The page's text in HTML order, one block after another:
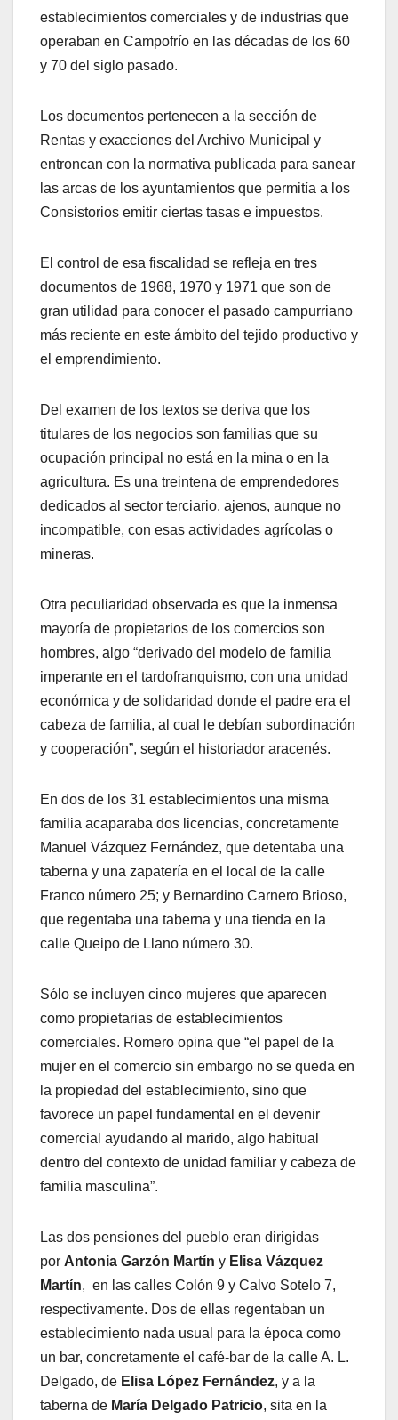
establecimientos comerciales y de industrias que
operaban en Campofrío en las décadas de los 60
y 70 del siglo pasado.
Los documentos pertenecen a la sección de
Rentas y exacciones del Archivo Municipal y
entroncan con la normativa publicada para sanear
las arcas de los ayuntamientos que permitía a los
Consistorios emitir ciertas tasas e impuestos.
El control de esa fiscalidad se refleja en tres
documentos de 1968, 1970 y 1971 que son de
gran utilidad para conocer el pasado campurriano
más reciente en este ámbito del tejido productivo y
el emprendimiento.
Del examen de los textos se deriva que los
titulares de los negocios son familias que su
ocupación principal no está en la mina o en la
agricultura. Es una treintena de emprendedores
dedicados al sector terciario, ajenos, aunque no
incompatible, con esas actividades agrícolas o
mineras.
Otra peculiaridad observada es que la inmensa
mayoría de propietarios de los comercios son
hombres, algo “derivado del modelo de familia
imperante en el tardofranquismo, con una unidad
económica y de solidaridad donde el padre era el
cabeza de familia, al cual le debían subordinación
y cooperación”, según el historiador aracenés.
En dos de los 31 establecimientos una misma
familia acaparaba dos licencias, concretamente
Manuel Vázquez Fernández, que detentaba una
taberna y una zapatería en el local de la calle
Franco número 25; y Bernardino Carnero Brioso,
que regentaba una taberna y una tienda en la
calle Queipo de Llano número 30.
Sólo se incluyen cinco mujeres que aparecen
como propietarias de establecimientos
comerciales. Romero opina que “el papel de la
mujer en el comercio sin embargo no se queda en
la propiedad del establecimiento, sino que
favorece un papel fundamental en el devenir
comercial ayudando al marido, algo habitual
dentro del contexto de unidad familiar y cabeza de
familia masculina”.
Las dos pensiones del pueblo eran dirigidas
por Antonia Garzón Martín y Elisa Vázquez
Martín, en las calles Colón 9 y Calvo Sotelo 7,
respectivamente. Dos de ellas regentaban un
establecimiento nada usual para la época como
un bar, concretamente el café-bar de la calle A. L.
Delgado, de Elisa López Fernández, y a la
taberna de María Delgado Patricio, sita en la